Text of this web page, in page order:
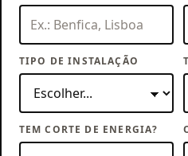
TIPO DE INSTALAÇÃO
TEM CORTE DE ENERGIA?